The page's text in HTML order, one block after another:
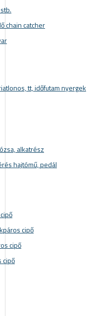
chain catcher
tt, időfutam nyergek
alkatrész
hajtómű, pedál
cipő
cipő
cipő